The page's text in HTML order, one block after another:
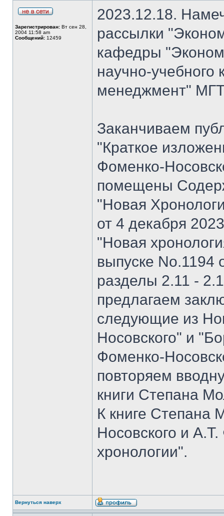
Зарегистрирован: Вт сен 28,
2004 11:58 am
Сообщений: 12459
2023.12.18.
рассылки
кафедры
научно-
менеджмент"
Заканчиваем
"Краткое
Фоменко-
помещены
"Новая
от 4 декабря
"Новая
выпуске No.1194
разделы 2.11 -
предлагаем
следующие из
Носовского" и
Фоменко-
повторяем
книги Степана
К книге Степана
Носовского и
хронологии".
Вернуться наверх